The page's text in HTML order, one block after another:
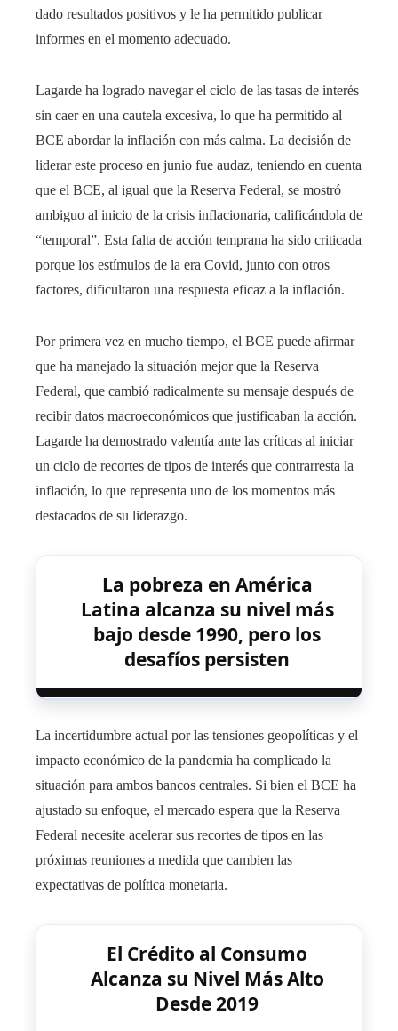
dado resultados positivos y le ha permitido publicar
informes en el momento adecuado.
Lagarde ha logrado navegar el ciclo de las tasas de interés
sin caer en una cautela excesiva, lo que ha permitido al
BCE abordar la inflación con más calma. La decisión de
liderar este proceso en junio fue audaz, teniendo en cuenta
que el BCE, al igual que la Reserva Federal, se mostró
ambiguo al inicio de la crisis inflacionaria, calificándola de
“temporal”. Esta falta de acción temprana ha sido criticada
porque los estímulos de la era Covid, junto con otros
factores, dificultaron una respuesta eficaz a la inflación.
Por primera vez en mucho tiempo, el BCE puede afirmar
que ha manejado la situación mejor que la Reserva
Federal, que cambió radicalmente su mensaje después de
recibir datos macroeconómicos que justificaban la acción.
Lagarde ha demostrado valentía ante las críticas al iniciar
un ciclo de recortes de tipos de interés que contrarresta la
inflación, lo que representa uno de los momentos más
destacados de su liderazgo.
La pobreza en América
Latina alcanza su nivel más
bajo desde 1990, pero los
desafíos persisten
La incertidumbre actual por las tensiones geopolíticas y el
impacto económico de la pandemia ha complicado la
situación para ambos bancos centrales. Si bien el BCE ha
ajustado su enfoque, el mercado espera que la Reserva
Federal necesite acelerar sus recortes de tipos en las
próximas reuniones a medida que cambien las
expectativas de política monetaria.
El Crédito al Consumo
Alcanza su Nivel Más Alto
Desde 2019